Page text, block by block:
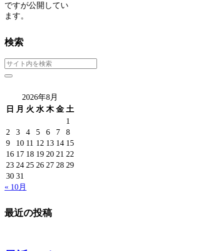
ですが公開してい
ます。
検索
2026年8月
日
月 火 水 木 金 土
1
2
3 4 5 6 7
8
9
10 11 12 13 14 15
16 17 18 19 20 21 22
23 24 25 26 27 28 29
30 31
« 10月
最近の投稿